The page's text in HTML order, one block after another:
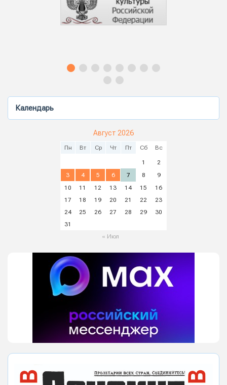
Календарь
Август 2026
Пн Вт Ср Чт Пт Сб Вс
1
2
3
4 5 6 7 8
9
10
11 12 13 14 15
16
17
18 19 20 21 22
23
24
25 26 27 28 29
30
31
« Июл